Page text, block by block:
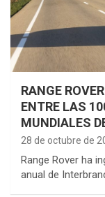
RANGE
ENTRE LAS
MUNDIALES
28 de octubre de
Range Rover ha
anual de